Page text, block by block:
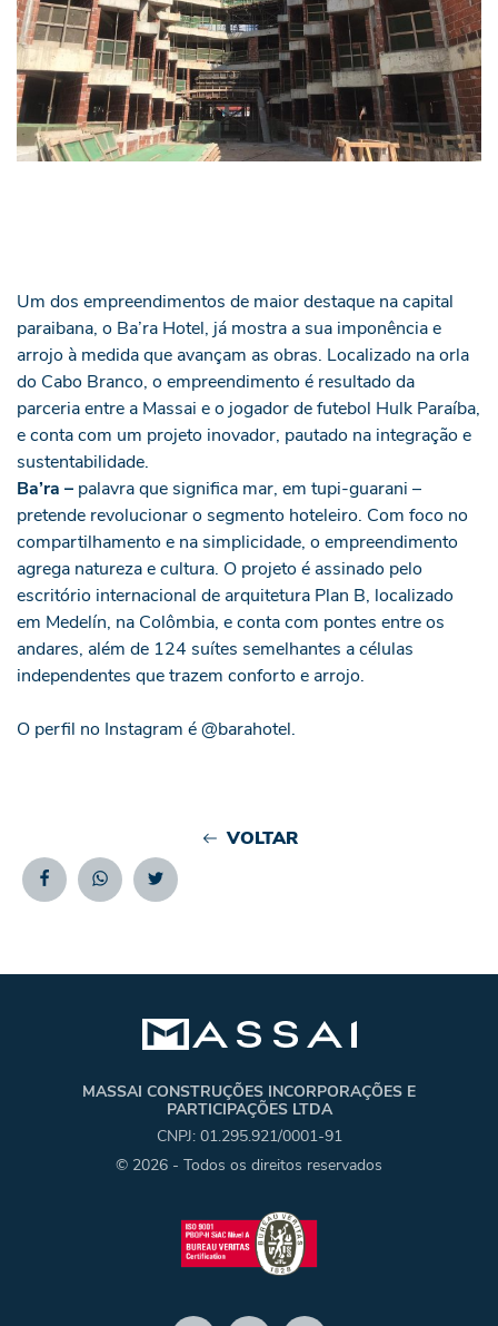
Um dos empreendimentos de maior destaque na capital
paraibana, o Ba’ra Hotel, já mostra a sua imponência e
arrojo à medida que avançam as obras. Localizado na orla
do Cabo Branco, o empreendimento é resultado da
parceria entre a Massai e o jogador de futebol Hulk Paraíba,
e conta com um projeto inovador, pautado na integração e
sustentabilidade.
Ba’ra – palavra que significa mar, em tupi-guarani –
pretende revolucionar o segmento hoteleiro. Com foco no
compartilhamento e na simplicidade, o empreendimento
agrega natureza e cultura. O projeto é assinado pelo
escritório internacional de arquitetura Plan B, localizado
em Medelín, na Colômbia, e conta com pontes entre os
andares, além de 124 suítes semelhantes a células
independentes que trazem conforto e arrojo.
O perfil no Instagram é@barahotel.
VOLTAR
FacebookWhatsappTwitter
MASSAI CONSTRUÇÕES INCORPORAÇÕES E
PARTICIPAÇÕES LTDA
CNPJ: 01.295.921/0001-91
© 2026 - Todos os direitos reservados